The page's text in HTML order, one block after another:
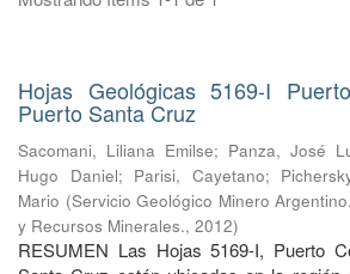
Hojas Geológicas 5169-I
Puerto Santa Cruz
Sacomani, Liliana Emilse; Panza, José
Hugo Daniel; Parisi, Cayetano;
Mario (Servicio Geológico Minero
y Recursos Minerales., 2012)
RESUMEN Las Hojas 5169-I, Puerto